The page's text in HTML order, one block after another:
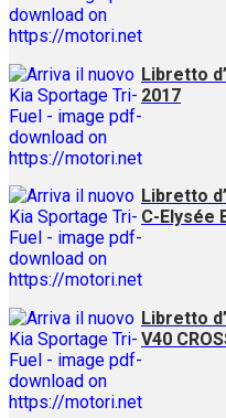
Libretto
2017
Libretto
C-Elysée
Libretto
V40